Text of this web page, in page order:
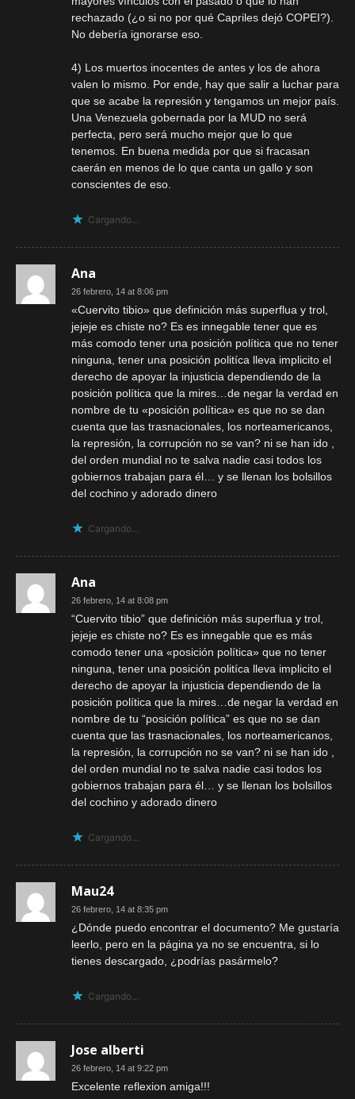
rechazado (¿o si no por qué Capriles dejó COPEI?).
No debería ignorarse eso.
4) Los muertos inocentes de antes y los de ahora
valen lo mismo. Por ende, hay que salir a luchar para
que se acabe la represión y tengamos un mejor país.
Una Venezuela gobernada por la MUD no será
perfecta, pero será mucho mejor que lo que
tenemos. En buena medida por que si fracasan
caerán en menos de lo que canta un gallo y son
conscientes de eso.
Cargando...
Ana
26 febrero, 14 at 8:06 pm
«Cuervito tibio» que definición más superflua y trol,
jejeje es chiste no? Es es innegable tener que es
más comodo tener una posición política que no tener
ninguna, tener una posición politíca lleva implicito el
derecho de apoyar la injusticia dependiendo de la
posición política que la mires…de negar la verdad en
nombre de tu «posición política» es que no se dan
cuenta que las trasnacionales, los norteamericanos,
la represión, la corrupción no se van? ni se han ido ,
del orden mundial no te salva nadie casi todos los
gobiernos trabajan para él… y se llenan los bolsillos
del cochino y adorado dinero
Cargando...
Ana
26 febrero, 14 at 8:08 pm
“Cuervito tibio” que definición más superflua y trol,
jejeje es chiste no? Es es innegable que es más
comodo tener una «posición política» que no tener
ninguna, tener una posición politíca lleva implicito el
derecho de apoyar la injusticia dependiendo de la
posición política que la mires…de negar la verdad en
nombre de tu “posición política” es que no se dan
cuenta que las trasnacionales, los norteamericanos,
la represión, la corrupción no se van? ni se han ido ,
del orden mundial no te salva nadie casi todos los
gobiernos trabajan para él… y se llenan los bolsillos
del cochino y adorado dinero
Cargando...
Mau24
26 febrero, 14 at 8:35 pm
¿Dónde puedo encontrar el documento? Me gustaría
leerlo, pero en la página ya no se encuentra, si lo
tienes descargado, ¿podrías pasármelo?
Cargando...
Jose alberti
26 febrero, 14 at 9:22 pm
Excelente reflexion amiga!!!